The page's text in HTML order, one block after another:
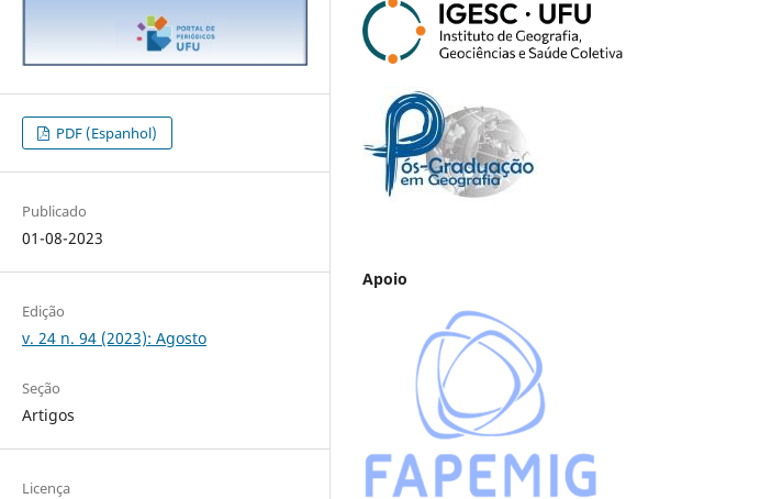
PDF (Espanhol)
Publicado
01-08-2023
Edição
v. 24 n. 94 (2023): Agosto
Seção
Artigos
Licença
Apoio